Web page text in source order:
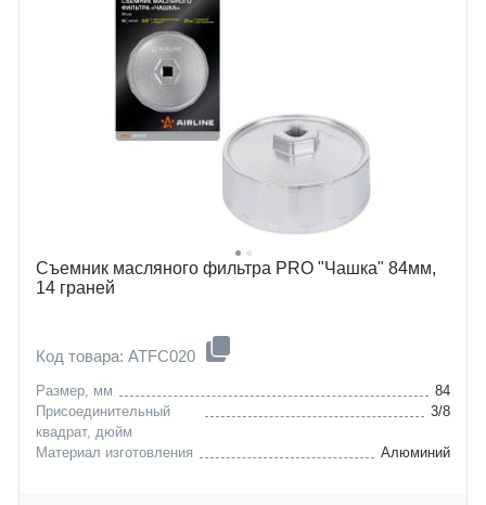
Съемник масляного фильтра PRO "Чашка" 84мм,
14 граней
Код товара: ATFC020
Размер, мм
84
Присоединительный
квадрат, дюйм
3/8
Материал изготовления Алюминий